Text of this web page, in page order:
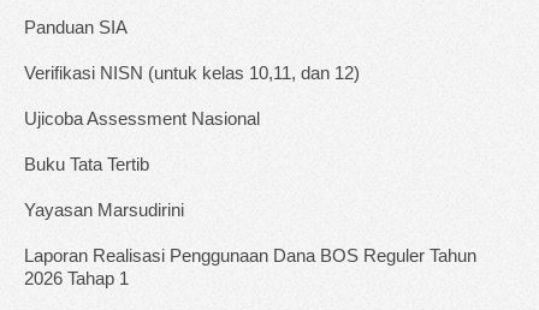
Panduan SIA
Verifikasi NISN (untuk kelas 10,11, dan 12)
Ujicoba Assessment Nasional
Buku Tata Tertib
Yayasan Marsudirini
Laporan Realisasi Penggunaan Dana BOS Reguler Tahun
2026 Tahap 1